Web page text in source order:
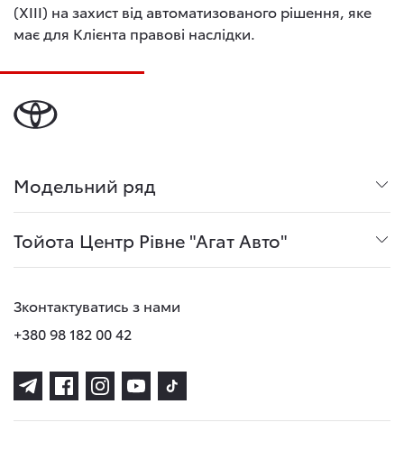
(XIII) на захист від автоматизованого рішення, яке
має для Клієнта правові наслідки.
Модельний ряд
Тойота Центр Рівне "Агат Авто"
Зконтактуватись з нами
+380 98 182 00 42